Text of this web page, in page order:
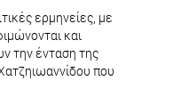
ερμηνείες, με
και
την ένταση της
που